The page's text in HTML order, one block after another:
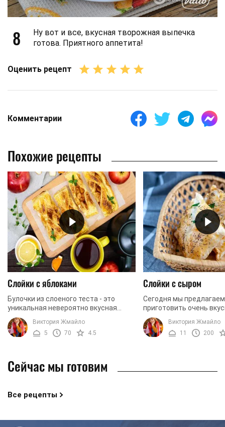
8
Ну вот и все, вкусная творожная выпечка
готова. Приятного аппетита!
Оценить рецепт
Комментарии
Похожие рецепты
Слойки с яблоками
Булочки из слоеного теста - это
уникальная невероятно вкусная
выпечка, которую любят не только
дети, но и практически все взрослые.
Вкусное тесто, ...
Виктория Жмайло
5
70 4.5
Слойки с сыром
Сегодня мы
приготовить очень
ароматные булочки из
теста. Рецепт
готовить такую
Виктория Жмайло
11
200
Сейчас мы готовим
Все рецепты